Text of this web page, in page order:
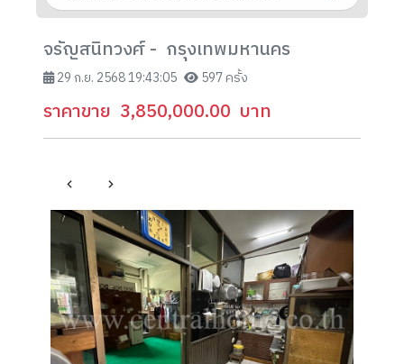
จรัญสนิทวงศ์ - กรุงเทพมหานคร
29 ก.ย. 2568 19:43:05 597 ครั้ง
ราคาขาย 3,850,000.00 บาท